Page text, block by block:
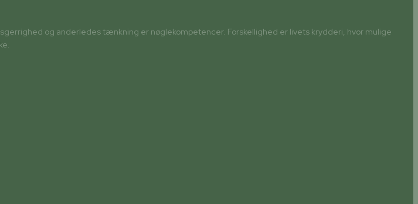
og anderledes tænkning er nøglekompetencer. Forskellighed er livets krydderi, hvor mulige